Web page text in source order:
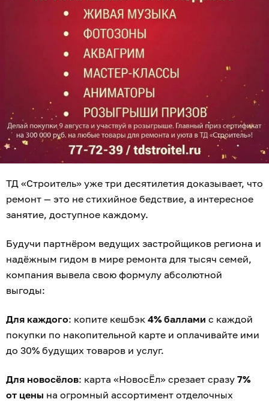
ТД «Строитель» уже три десятилетия доказывает, что
ремонт — это не стихийное бедствие, а интересное
занятие, доступное каждому.
Будучи партнёром ведущих застройщиков региона и
надёжным гидом в мире ремонта для тысяч семей,
компания вывела свою формулу абсолютной
выгоды:
Для каждого: копите кешбэк 4% баллами с каждой
покупки по накопительной карте и оплачивайте ими
до 30% будущих товаров и услуг.
Для новосёлов: карта «НовосЁл» срезает сразу 7%
от цены на огромный ассортимент отделочных